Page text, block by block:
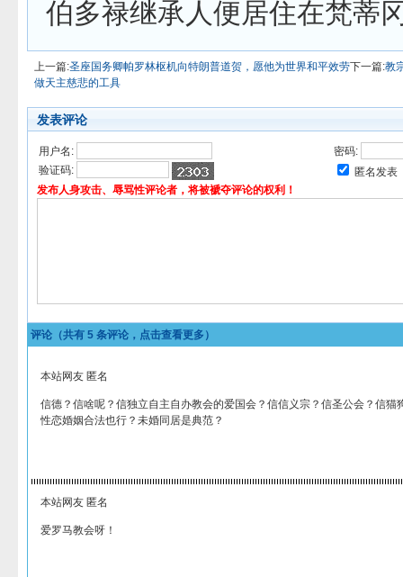
伯多禄继承人便居住在梵蒂
上一篇:圣座国务卿帕罗林枢机向特朗普道贺，愿他为世界和平效劳下一篇:教
做天主慈悲的工具
发表评论
用户名:
密码:
验证码:
匿名发表
发布人身攻击、辱骂性评论者，将被褫夺评论的权利！
评论（共有 5 条评论，点击查看更多）
本站网友 匿名
信德？信啥呢？信独立自主自办教会的爱国会？信信义宗？信圣公会？信猫
性恋婚姻合法也行？未婚同居是典范？
本站网友 匿名
爱罗马教会呀！